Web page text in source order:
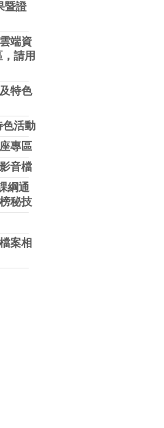
暨證
端資
請用
特色
色活動
專區
音檔
綱通
秘技
案相